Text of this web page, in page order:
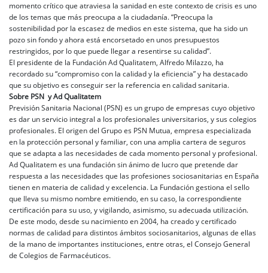
momento crítico que atraviesa la sanidad en este contexto de crisis es uno
de los temas que más preocupa a la ciudadanía. “Preocupa la
sostenibilidad por la escasez de medios en este sistema, que ha sido un
pozo sin fondo y ahora está encorsetado en unos presupuestos
restringidos, por lo que puede llegar a resentirse su calidad”.
El presidente de la Fundación Ad Qualitatem, Alfredo Milazzo, ha
recordado su “compromiso con la calidad y la eficiencia” y ha destacado
que su objetivo es conseguir ser la referencia en calidad sanitaria.
Sobre PSN y Ad Qualitatem
Previsión Sanitaria Nacional (PSN) es un grupo de empresas cuyo objetivo
es dar un servicio integral a los profesionales universitarios, y sus colegios
profesionales. El origen del Grupo es PSN Mutua, empresa especializada
en la protección personal y familiar, con una amplia cartera de seguros
que se adapta a las necesidades de cada momento personal y profesional.
Ad Qualitatem es una fundación sin ánimo de lucro que pretende dar
respuesta a las necesidades que las profesiones sociosanitarias en España
tienen en materia de calidad y excelencia. La Fundación gestiona el sello
que lleva su mismo nombre emitiendo, en su caso, la correspondiente
certificación para su uso, y vigilando, asimismo, su adecuada utilización.
De este modo, desde su nacimiento en 2004, ha creado y certificado
normas de calidad para distintos ámbitos sociosanitarios, algunas de ellas
de la mano de importantes instituciones, entre otras, el Consejo General
de Colegios de Farmacéuticos.